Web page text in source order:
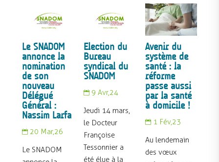
Le SNADOM
annonce la
nomination
de son
nouveau
Délégué
Général :
Nassim Larfa
 20 Mar,26
Le SNADOM
Election du
Bureau
syndical du
SNADOM
 9 Avr,24
Jeudi 14 mars,
le Docteur
Françoise
Tessonnier a
été élue à la
Avenir du
système de
santé : la
réforme
passe aussi
par la santé
à domicile !
 1 Fév,23
Au lendemain
des vœux